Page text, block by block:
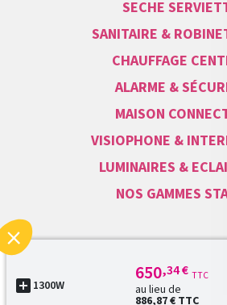
 1300W 650,34 € TTC
au lieu de
886,87 € TTC
SECHE
SANITAIRE &
CHAUFFAGE
ALARME &
MAISON
VISIOPHONE &
LUMINAIRES &
NOS GAMMES
Copyright © 2007-2026 Vita habitat -